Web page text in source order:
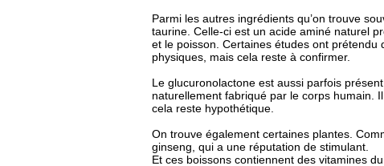
Parmi les autres ingrédients qu’on trouve
taurine. Celle-ci est un acide aminé naturel
et le poisson. Certaines études ont
physiques, mais cela reste à confirmer.
Le glucuronolactone est aussi parfois
naturellement fabriqué par le corps humain.
cela reste hypothétique.
On trouve également certaines plantes.
ginseng, qui a une réputation de stimulant.
Et ces boissons contiennent des vitamines